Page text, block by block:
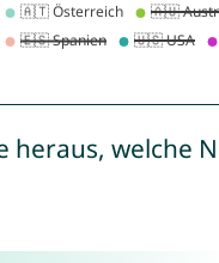
heraus, welche